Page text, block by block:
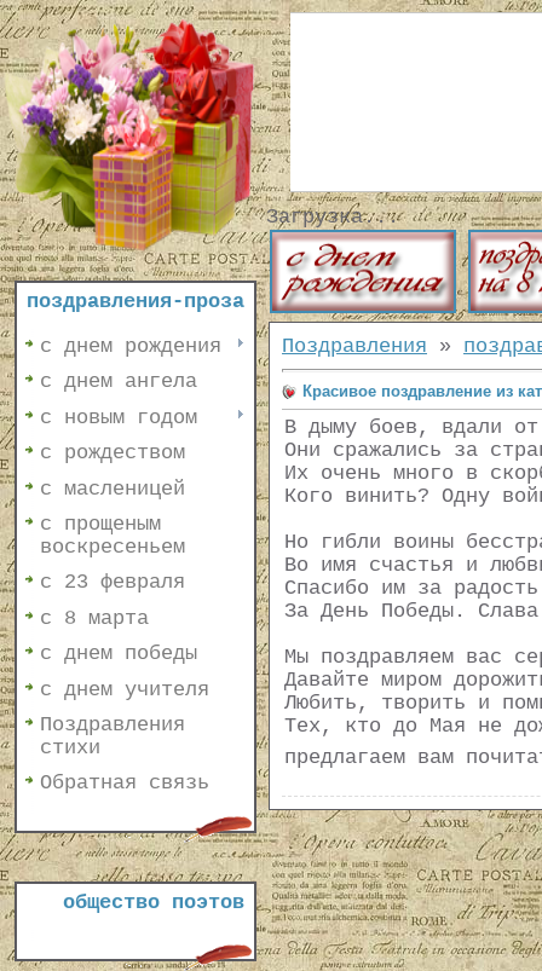
поздравления-проза
с днем рождения
с днем ангела
с новым годом
с рождеством
с масленицей
с прощеным
воскресеньем
с 23 февраля
с 8 марта
с днем победы
с днем учителя
Поздравления
стихи
Обратная связь
общество поэтов
Загрузка...
Поздравления »
Красивое поздравление из
В дыму боев, вдали от
Они сражались за
Их очень много в
Кого винить? Одну
Но гибли воины
Во имя счастья и
Спасибо им за
За День Победы.
Мы поздравляем вас
Давайте миром
Любить, творить и
Тех, кто до Мая не
предлагаем вам